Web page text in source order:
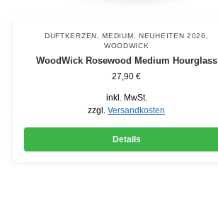
DUFTKERZEN ,MEDIUM NEUHEITEN 2026
WOODWICK
WoodWick Rosewood Medium Hourglass
27,90€
inkl. MwSt.
zzgl.Versandkosten
Details